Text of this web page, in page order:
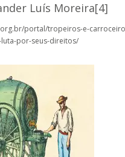
Luís Moreira[4]
portal/tropeiros-e-
por-seus-direitos/